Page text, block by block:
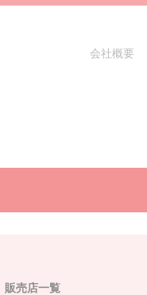
会社概要
販売店一覧